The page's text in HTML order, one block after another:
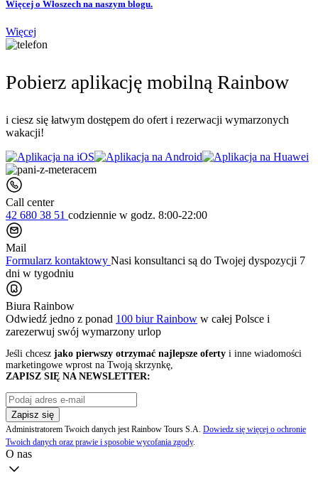
Więcej o Włoszech na naszym blogu.
Więcej
Pobierz aplikację mobilną Rainbow
i ciesz się łatwym dostępem do ofert i rezerwacji wymarzonych
wakacji!
Call center
42 680 38 51 codziennie w godz. 8:00-22:00
Mail
Formularz kontaktowy Nasi konsultanci są do Twojej dyspozycji 7
dni w tygodniu
Biura Rainbow
Odwiedź jedno z ponad 100 biur Rainbow w całej Polsce i
zarezerwuj swój wymarzony urlop
Jeśli chcesz jako pierwszy otrzymać najlepsze oferty i inne wiadomości
marketingowe wprost na Twoją skrzynkę,
ZAPISZ SIĘ NA NEWSLETTER:
Zapisz się
Administratorem Twoich danych jest Rainbow Tours S.A. Dowiedz się więcej o ochronie
Twoich danych oraz prawie i sposobie wycofania zgody.
O nas